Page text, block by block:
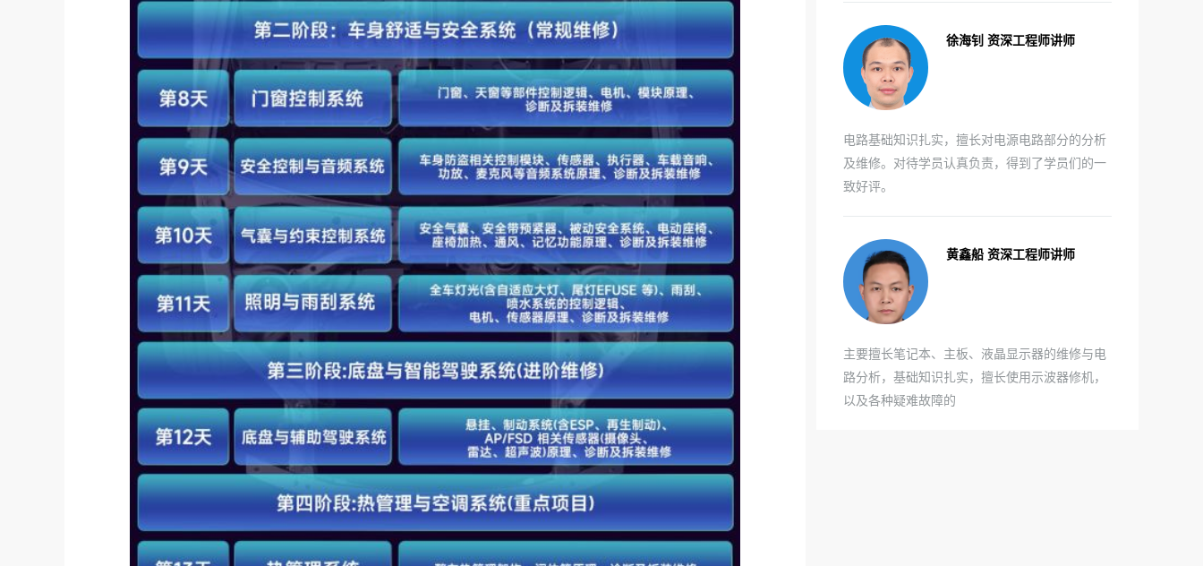
徐海钊 资深工程师讲师
电路基础知识扎实，擅长对电源电路部分的分析
及维修。对待学员认真负责，得到了学员们的一
致好评。
黄鑫船 资深工程师讲师
主要擅长笔记本、主板、液晶显示器的维修与电
路分析，基础知识扎实，擅长使用示波器修机，
以及各种疑难故障的